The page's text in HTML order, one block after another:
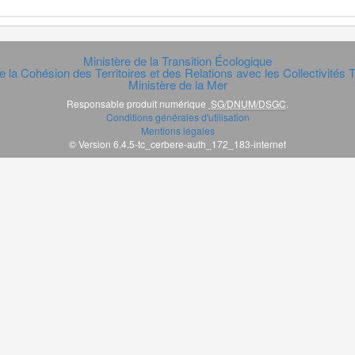
Ministère de la Transition Écologique
la Cohésion des Territoires et des Relations avec les Collectivités
Ministère de la Mer
Responsable produit numérique SG/DNUM/DSGC
Conditions générales d'utilisation
Mentions légales
© Version 6.4.5-tc_cerbere-auth_172_183-internet